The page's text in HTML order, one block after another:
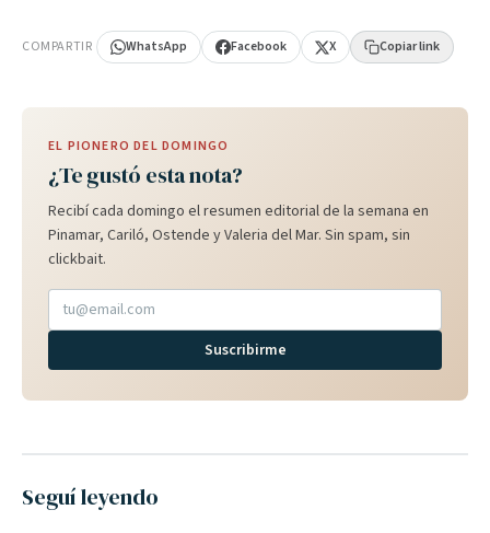
COMPARTIR WhatsApp Facebook X Copiar link
EL PIONERO DEL DOMINGO
¿Te gustó esta nota?
Recibí cada domingo el resumen editorial de la semana en
Pinamar, Cariló, Ostende y Valeria del Mar. Sin spam, sin
clickbait.
Suscribirme
Seguí leyendo